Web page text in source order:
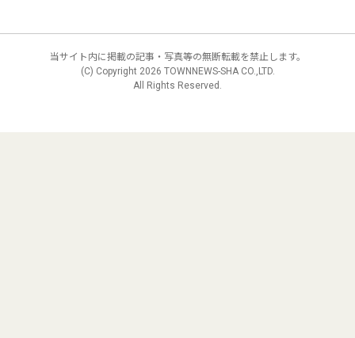
当サイト内に掲載の記事・写真等の無断転載を禁止します。
(C) Copyright 2026 TOWNNEWS-SHA CO.,LTD.
All Rights Reserved.